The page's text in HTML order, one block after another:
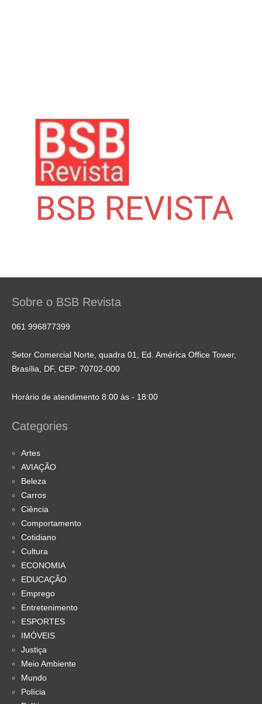
Sobre o BSB Revista
061 996877399
Setor Comercial Norte, quadra 01, Ed. América Office Tower,
Brasília, DF, CEP: 70702-000
Horário de atendimento 8:00 às - 18:00
Categories
Artes
AVIAÇÃO
Beleza
Carros
Ciência
Comportamento
Cotidiano
Cultura
ECONOMIA
EDUCAÇÃO
Emprego
Entretenimento
ESPORTES
IMÓVEIS
Justiça
Meio Ambiente
Mundo
Polícia